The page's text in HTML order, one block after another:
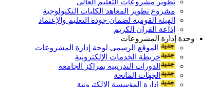
مشروع تطوير المعاهد الكليات التكنولوجية
الهيئة القومية لضمان جودة التعليم والإعتماد
إذاعة القرآن الكريم
وحدة إدارة المشروعات
الموقع الرسمى لوحة إدارة المشروعات
خريطة الخدمات الإلكترونية
الدورات التدريبيه بمراكز الجامعة
الجهات المانحة
إدارة المؤسسة الالكترونية